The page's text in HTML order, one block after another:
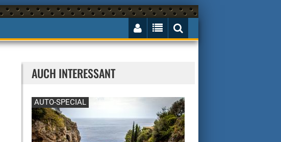
AUCH INTERESSANT
AUTO-SPECIAL